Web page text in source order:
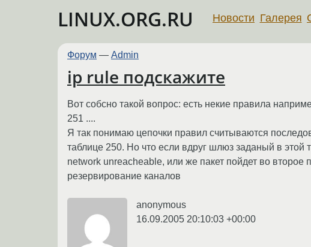
LINUX.ORG.RU Новости Галерея
Форум — Admin
ip rule подскажите
Вот собсно такой вопрос: есть некие правила
251 ....
Я так понимаю цепочки правил считываются
таблице 250. Но что если вдруг шлюз заданый в этой
network unreacheable, или же пакет пойдет во
резервирование каналов
anonymous
16.09.2005 20:10:03 +00:00